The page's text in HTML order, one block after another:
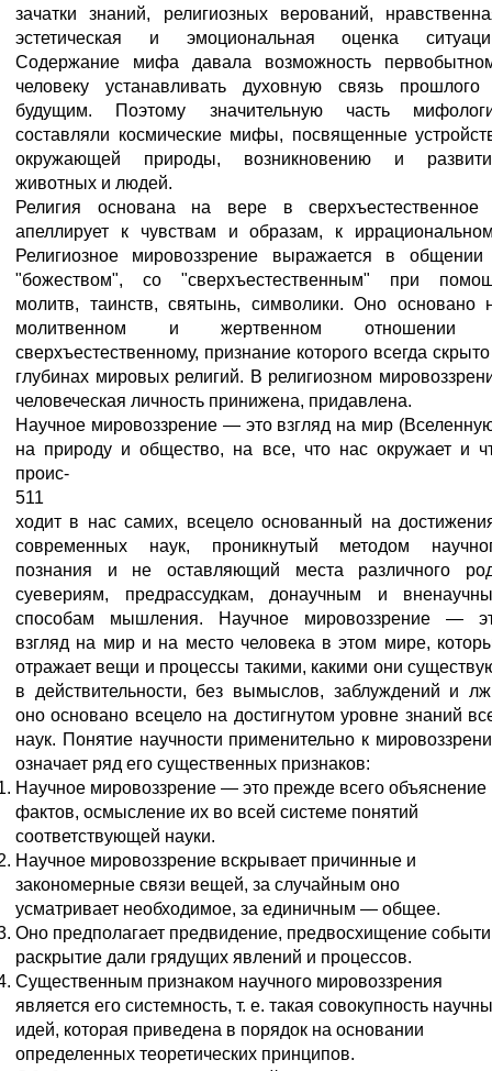
зачатки знаний, религиозных верований,
эстетическая и эмоциональная оценка
Содержание мифа давала возможность
человеку устанавливать духовную связь
будущим. Поэтому значительную часть
составляли космические мифы, посвященные
окружающей природы, возникновению и
животных и людей.
Религия основана на вере в сверхъестественное
апеллирует к чувствам и образам, к
Религиозное мировоззрение выражается в
"божеством", со "сверхъестественным" при
молитв, таинств, святынь, символики. Оно основано
молитвенном и жертвенном отношении
сверхъестественному, признание которого всегда
глубинах мировых религий. В религиозном
человеческая личность принижена, придавлена.
Научное мировоззрение — это взгляд на мир
на природу и общество, на все, что нас окружает и
проис-
511
ходит в нас самих, всецело основанный на
современных наук, проникнутый методом
познания и не оставляющий места различного
суевериям, предрассудкам, донаучным и
способам мышления. Научное мировоззрение —
взгляд на мир и на место человека в этом мире,
отражает вещи и процессы такими, какими они
в действительности, без вымыслов, заблуждений и
оно основано всецело на достигнутом уровне знаний
наук. Понятие научности применительно к
означает ряд его существенных признаков:
Научное мировоззрение — это прежде всего объяснение
фактов, осмысление их во всей системе понятий
соответствующей науки.
Научное мировоззрение вскрывает причинные и
закономерные связи вещей, за случайным оно
усматривает необходимое, за единичным — общее.
Оно предполагает предвидение, предвосхищение
раскрытие дали грядущих явлений и процессов.
Существенным признаком научного мировоззрения
является его системность, т. е. такая совокупность
идей, которая приведена в порядок на основании
определенных теоретических принципов.